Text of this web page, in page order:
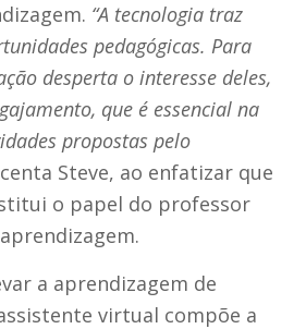
“A tecnologia traz
pedagógicas. Para
desperta o interesse deles,
que é essencial na
propostas pelo
Steve, ao enfatizar que
o papel do professor
a aprendizagem de
virtual compõe a